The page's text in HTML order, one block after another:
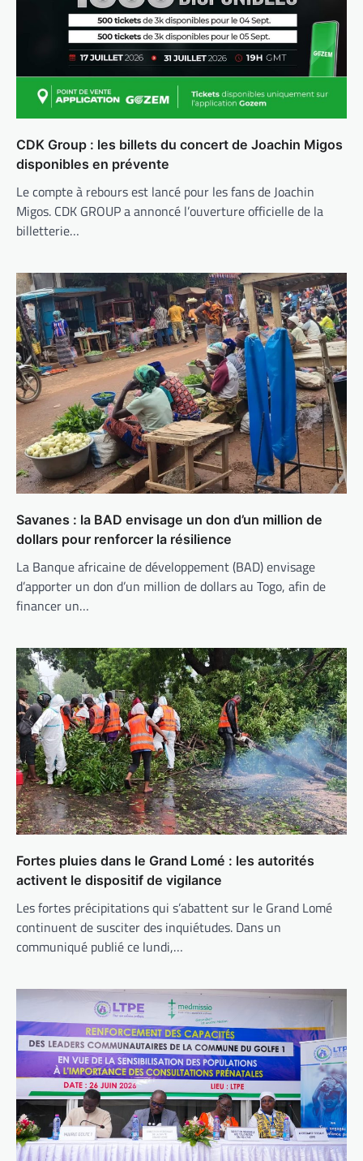
CDK Group : les billets du concert de Joachin Migos
disponibles en prévente
Le compte à rebours est lancé pour les fans de Joachin
Migos. CDK GROUP a annoncé l’ouverture officielle de la
billetterie…
Savanes : la BAD envisage un don d’un million de
dollars pour renforcer la résilience
La Banque africaine de développement (BAD) envisage
d’apporter un don d’un million de dollars au Togo, afin de
financer un…
Fortes pluies dans le Grand Lomé : les autorités
activent le dispositif de vigilance
Les fortes précipitations qui s’abattent sur le Grand Lomé
continuent de susciter des inquiétudes. Dans un
communiqué publié ce lundi,…